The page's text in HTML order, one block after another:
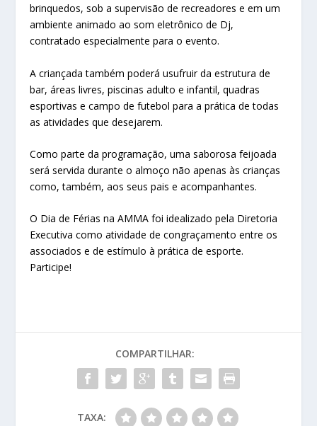
brinquedos, sob a supervisão de recreadores e em um
ambiente animado ao som eletrônico de Dj,
contratado especialmente para o evento.
A criançada também poderá usufruir da estrutura de
bar, áreas livres, piscinas adulto e infantil, quadras
esportivas e campo de futebol para a prática de todas
as atividades que desejarem.
Como parte da programação, uma saborosa feijoada
será servida durante o almoço não apenas às crianças
como, também, aos seus pais e acompanhantes.
O Dia de Férias na AMMA foi idealizado pela Diretoria
Executiva como atividade de congraçamento entre os
associados e de estímulo à prática de esporte.
Participe!
COMPARTILHAR:
TAXA: